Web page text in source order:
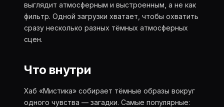
выглядит атмосферным и выстроенным, а не как
фильтр. Одной загрузки хватает, чтобы охватить
сразу несколько разных тёмных атмосферных
сцен.
Что внутри
Хаб «Мистика» собирает тёмные образы вокруг
одного чувства — загадки. Самые популярные: